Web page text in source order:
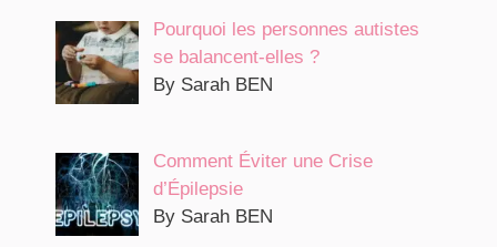
Pourquoi les personnes autistes
se balancent-elles ?
By Sarah BEN
Comment Éviter une Crise
d’Épilepsie
By Sarah BEN